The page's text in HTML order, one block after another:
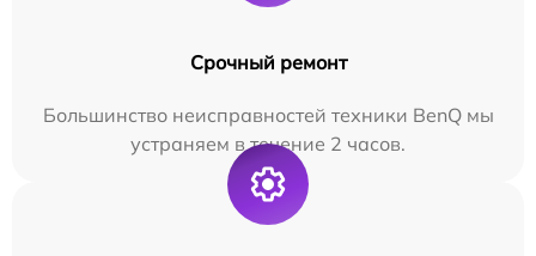
Срочный ремонт
Большинство неисправностей техники BenQ мы
устраняем в течение 2 часов.